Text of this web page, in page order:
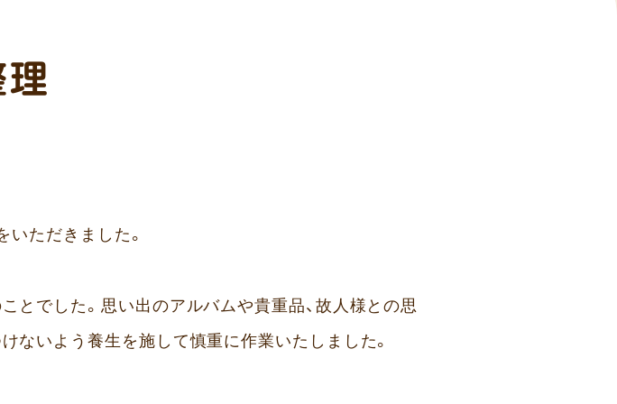
ただきました。
とでした。思い出のアルバムや貴重品、故人様との思
ないよう養生を施して慎重に作業いたしました。